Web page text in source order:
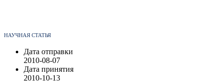
НАУЧНАЯ СТАТЬЯ
Дата отправки
2010-08-07
Дата принятия
2010-10-13